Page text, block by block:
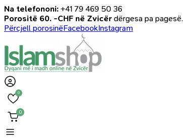
Na telefononi: +41 79 469 50 36
Porositë 60. -CHF në Zvicër dërgesa pa pagesë.
Përcjell porosinëFacebookInstagram
0
0